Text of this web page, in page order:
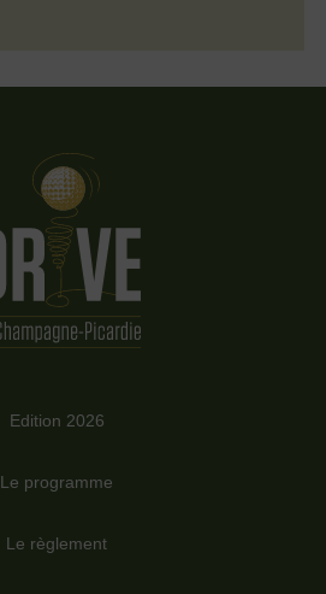
Edition 2026
Le programme
Le règlement